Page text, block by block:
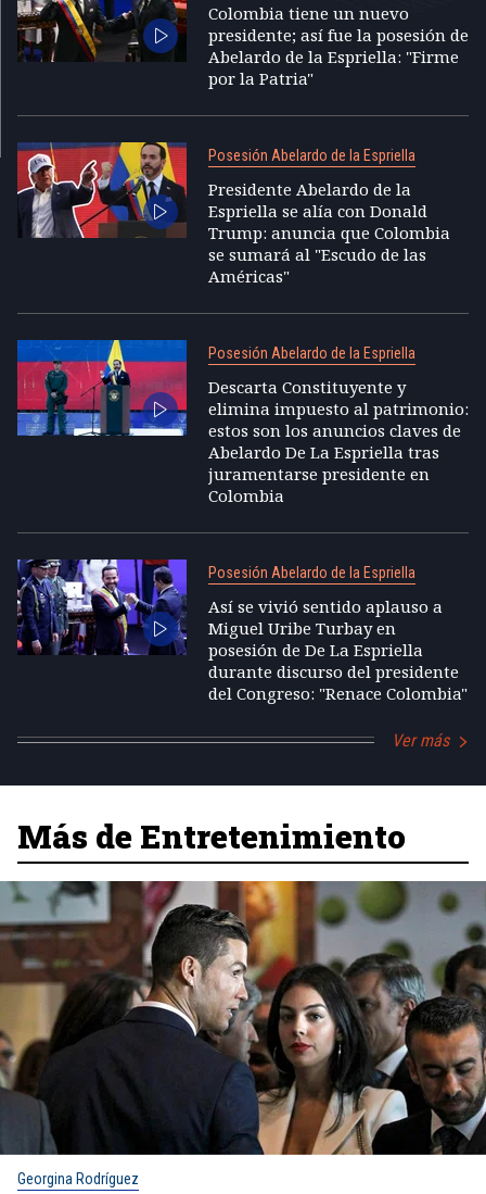
Colombia tiene un nuevo
presidente; así fue la posesión de
Abelardo de la Espriella: "Firme
por la Patria"
Posesión Abelardo de la Espriella
Presidente Abelardo de la
Espriella se alía con Donald
Trump: anuncia que Colombia
se sumará al "Escudo de las
Américas"
Posesión Abelardo de la Espriella
Descarta Constituyente y
elimina impuesto al patrimonio:
estos son los anuncios claves de
Abelardo De La Espriella tras
juramentarse presidente en
Colombia
Posesión Abelardo de la Espriella
Así se vivió sentido aplauso a
Miguel Uribe Turbay en
posesión de De La Espriella
durante discurso del presidente
del Congreso: "Renace Colombia"
Ver más
Más de Entretenimiento
Georgina Rodríguez